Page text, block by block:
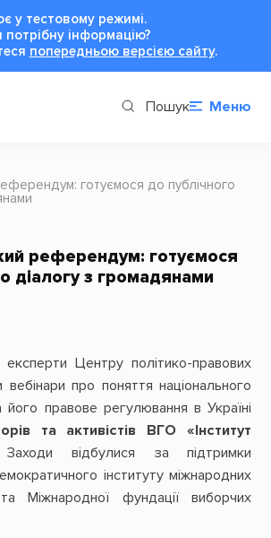
у тестовому режимі.
інформацію?
попередньою версією сайту.
Пошук Меню
готуємося до публічного
референдум: готуємося
діалогу з громадянами
Центру політико-правових
про поняття національного
правове регулювання в Україні
та активістів ВГО «Інститут
Заходи відбулися за підтримки
інституту міжнародних
Міжнародної фундації виборчих